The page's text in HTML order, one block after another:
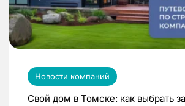
Новости компаний
Свой дом в Томске: как выбрать